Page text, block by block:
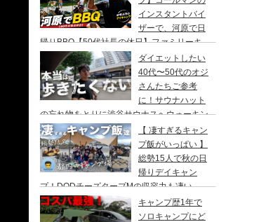
インスタントバイ
ザーで、河原で日
帰りBBQ【50代社長の休日】ファミリーキ
ャンプ初心者さんは、まずこのスタイルでデ
イキャンプがおすすめです。
ダイエットしたい
40代〜50代のオジ
さんたちご参考
に！サウナハット
の忘れ物をとりに渋谷サウナスへウォーキン
グ→ ランチはカレー食べに六本木のCoCo壱
番屋へ
【 凄すぎるキャン
プ飯がいっぱい 】
総勢15人で秋の日
帰りデイキャン
プ！DODチーズタープMの収容力も凄い。
都内のキャンプ場”秋川橋河川公園バーベキ
ューランド”
キャンプ歴1年で
ソロキャンプにど